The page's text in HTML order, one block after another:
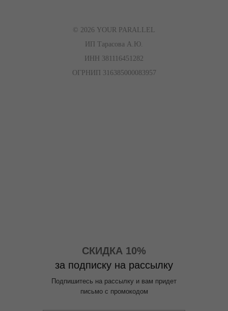
© 2026 YOUR PARALLEL
ИП Тарасова А.Ю.
ИНН 381116451282
ОГРНИП 316385000083957
СКИДКА 10%
за подписку на рассылку
Подпишитесь на рассылку и вам придет
письмо с промокодом